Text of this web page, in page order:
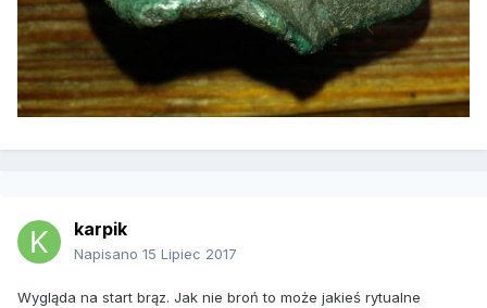
karpik
Napisano 15 Lipiec 2017
Wygląda na start brąz. Jak nie broń to może jakieś rytualne